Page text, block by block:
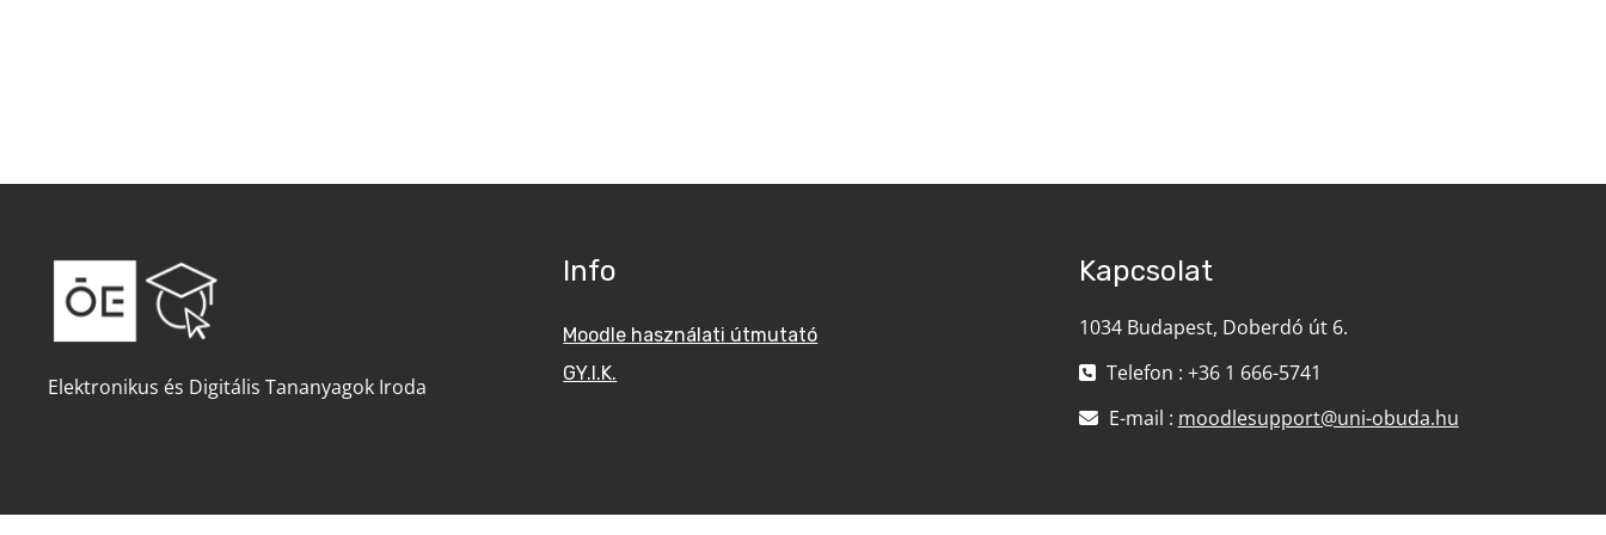
Elektronikus és Digitális Tananyagok Iroda
Info
Moodle használati útmutató
GY.I.K.
Kapcsolat
1034 Budapest, Doberdó út 6.
Telefon : +36 1 666-5741
E-mail : moodlesupport@uni-obuda.hu